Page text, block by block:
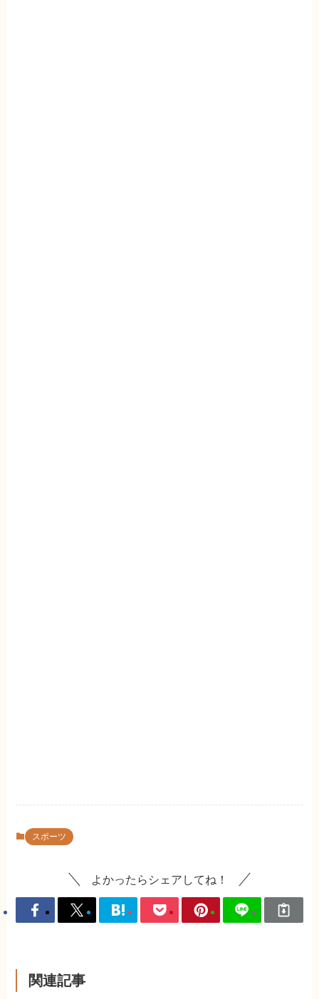
スポーツ
よかったらシェアしてね！
関連記事